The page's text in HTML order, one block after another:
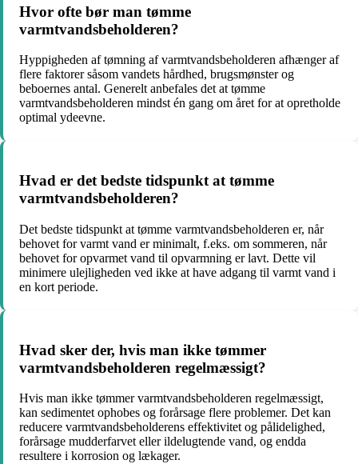
Hvor ofte bør man tømme
varmtvandsbeholderen?
Hyppigheden af tømning af varmtvandsbeholderen afhænger af
flere faktorer såsom vandets hårdhed, brugsmønster og
beboernes antal. Generelt anbefales det at tømme
varmtvandsbeholderen mindst én gang om året for at opretholde
optimal ydeevne.
Hvad er det bedste tidspunkt at tømme
varmtvandsbeholderen?
Det bedste tidspunkt at tømme varmtvandsbeholderen er, når
behovet for varmt vand er minimalt, f.eks. om sommeren, når
behovet for opvarmet vand til opvarmning er lavt. Dette vil
minimere ulejligheden ved ikke at have adgang til varmt vand i
en kort periode.
Hvad sker der, hvis man ikke tømmer
varmtvandsbeholderen regelmæssigt?
Hvis man ikke tømmer varmtvandsbeholderen regelmæssigt,
kan sedimentet ophobes og forårsage flere problemer. Det kan
reducere varmtvandsbeholderens effektivitet og pålidelighed,
forårsage mudderfarvet eller ildelugtende vand, og endda
resultere i korrosion og lækager.